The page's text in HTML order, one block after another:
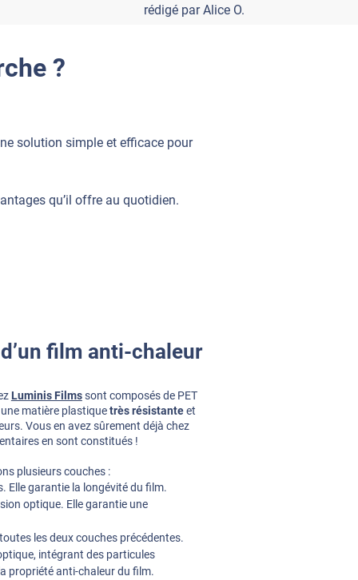
rédigé par Alice O.
?
solution simple et efficace pour
qu’il offre au quotidien.
film anti-chaleur
Luminis Filmssont composés de PET
une matière plastiquetrès résistanteet
Vous en avez sûrement déjà chez
en sont constitués !
plusieurs couches :
Elle garantie la longévité du film.
optique. Elle garantie une
les deux couches précédentes.
intégrant des particules
propriété anti-chaleur du film.